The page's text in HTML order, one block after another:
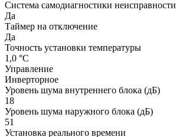
Система самодиагностики неисправности
Да
Таймер на отключение
Да
Точность установки температуры
1,0 °С
Управление
Инверторное
Уровень шума внутреннего блока (дБ)
18
Уровень шума наружного блока (дБ)
51
Установка реального времени